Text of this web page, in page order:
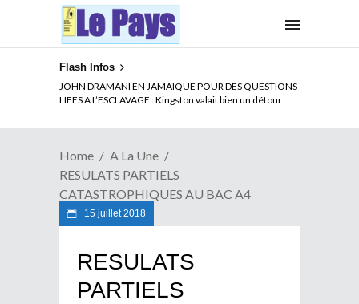
Flash Infos
JOHN DRAMANI EN JAMAIQUE POUR DES QUESTIONS
LIEES A L’ESCLAVAGE : Kingston valait bien un détour
ELECTION DE TALON A LA TETE DU SENAT BENINOIS :
Quand Patrice quitte le pouvoir sans partir !
Home
A La Une
RESULATS PARTIELS
CATASTROPHIQUES AU BAC A4
15 juillet 2018
RESULATS
PARTIELS